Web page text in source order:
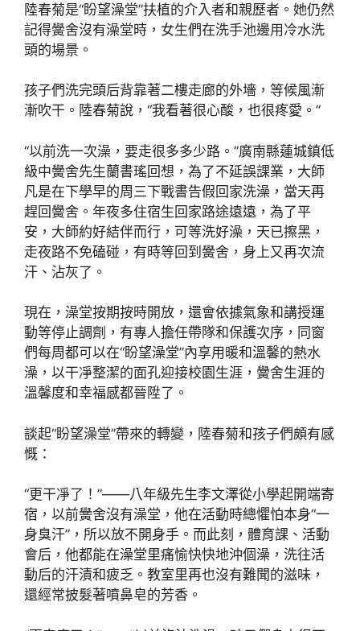
陸春菊是“盼望澡堂”扶植的介入者和親歷者。她仍然
記得黌舍沒有澡堂時，女生們在洗手池邊用冷水洗
頭的場景。
孩子們洗完頭后背靠著二樓走廊的外墻，等候風漸
漸吹干。陸春菊說，“我看著很心酸，也很疼愛。”
“以前洗一次澡，要走很多多少路。”廣南縣蓮城鎮低
級中黌舍先生蘭書瑤回想，為了不延誤課業，大師
凡是在下學早的周三下戰書告假回家洗澡，當天再
趕回黌舍。年夜多住宿生回家路途遠遠，為了平
安，大師約好結伴而行，可等洗好澡，天已擦黑，
走夜路不免磕碰，有時等回到黌舍，身上又再次流
汗、沾灰了。
現在，澡堂按期按時開放，還會依據氣象和講授運
動等停止調劑，有專人擔任帶隊和保護次序，同窗
們每周都可以在“盼望澡堂”內享用暖和溫馨的熱水
澡，以干凈整潔的面孔迎接校園生涯，黌舍生涯的
溫馨度和幸福感都晉陞了。
談起“盼望澡堂”帶來的轉變，陸春菊和孩子們頗有感
慨：
“更干凈了！”——八年級先生李文澤從小學起開端寄
宿，以前黌舍沒有澡堂，他在活動時總懼怕本身“一
身臭汗”，所以放不開身手。而此刻，體育課、活動
會后，他都能在澡堂里痛愉快快地沖個澡，洗往活
動后的汗漬和疲乏。教室里再也沒有難聞的滋味，
還經常披髮著噴鼻皂的芳香。